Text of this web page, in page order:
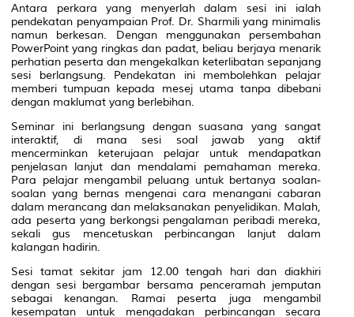
Antara perkara yang menyerlah dalam sesi ini ialah
pendekatan penyampaian Prof. Dr. Sharmili yang minimalis
namun berkesan. Dengan menggunakan persembahan
PowerPoint yang ringkas dan padat, beliau berjaya menarik
perhatian peserta dan mengekalkan keterlibatan sepanjang
sesi berlangsung. Pendekatan ini membolehkan pelajar
memberi tumpuan kepada mesej utama tanpa dibebani
dengan maklumat yang berlebihan.
Seminar ini berlangsung dengan suasana yang sangat
interaktif, di mana sesi soal jawab yang aktif
mencerminkan keterujaan pelajar untuk mendapatkan
penjelasan lanjut dan mendalami pemahaman mereka.
Para pelajar mengambil peluang untuk bertanya soalan-
soalan yang bernas mengenai cara menangani cabaran
dalam merancang dan melaksanakan penyelidikan. Malah,
ada peserta yang berkongsi pengalaman peribadi mereka,
sekali gus mencetuskan perbincangan lanjut dalam
kalangan hadirin.
Sesi tamat sekitar jam 12.00 tengah hari dan diakhiri
dengan sesi bergambar bersama penceramah jemputan
sebagai kenangan. Ramai peserta juga mengambil
kesempatan untuk mengadakan perbincangan secara